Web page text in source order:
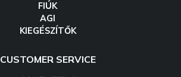
FIÚK
AGI
KIEGÉSZÍTŐK
CUSTOMER SERVICE